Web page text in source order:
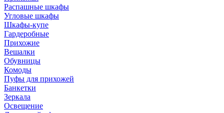
Распашные шкафы
Угловые шкафы
Шкафы-купе
Гардеробные
Прихожие
Вешалки
Обувницы
Комоды
Пуфы для прихожей
Банкетки
Зеркала
Освещение